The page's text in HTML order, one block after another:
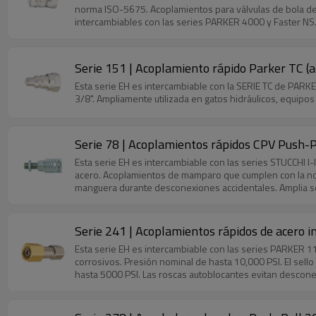
norma ISO-5675. Acoplamientos para válvulas de bola
intercambiables con las series PARKER 4000 y Faster
Serie 151 | Acoplamiento rápido Parker TC
Esta serie EH es intercambiable con la SERIE TC de
3/8". Ampliamente utilizada en gatos hidráulicos,
Serie 78 | Acoplamientos rápidos CPV
Esta serie EH es intercambiable con las series STUCCHI I-
acero. Acoplamientos de mamparo que cumplen con la
manguera durante desconexiones accidentales.
Serie 241 | Acoplamientos rápidos de acero
Esta serie EH es intercambiable con las series
corrosivos. Presión nominal de hasta 10,000 PSI. El
hasta 5000 PSI. Las roscas autoblocantes evitan